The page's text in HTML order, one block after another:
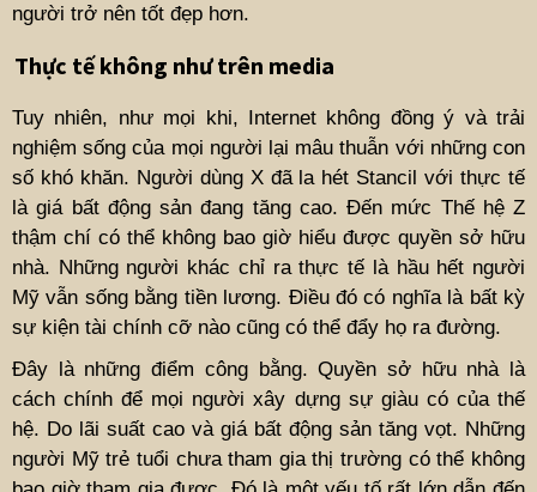
người trở nên tốt đẹp hơn.
Thực tế không như trên media
Tuy nhiên, như mọi khi, Internet không đồng ý và trải
nghiệm sống của mọi người lại mâu thuẫn với những con
số khó khăn. Người dùng X đã la hét Stancil với thực tế
là giá bất động sản đang tăng cao. Đến mức Thế hệ Z
thậm chí có thể không bao giờ hiểu được quyền sở hữu
nhà. Những người khác chỉ ra thực tế là hầu hết người
Mỹ vẫn sống bằng tiền lương. Điều đó có nghĩa là bất kỳ
sự kiện tài chính cỡ nào cũng có thể đẩy họ ra đường.
Đây là những điểm công bằng. Quyền sở hữu nhà là
cách chính để mọi người xây dựng sự giàu có của thế
hệ. Do lãi suất cao và giá bất động sản tăng vọt. Những
người Mỹ trẻ tuổi chưa tham gia thị trường có thể không